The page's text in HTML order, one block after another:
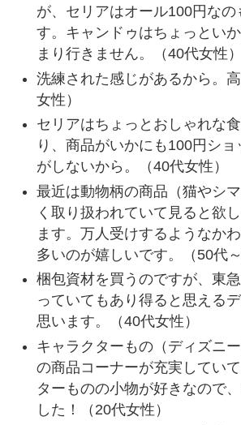
が、セリアはオール100円な
す。キャンドゥはちょっとい
まり行きません。（40代女性）
洗練された感じがあるから。
女性）
セリアはちょっとおしゃれな
り、商品がいかにも100円シ
がしないから。（40代女性）
最近は動物柄の商品（猫やシ
く取り扱われていて見ると欲
ます。万人受けするようなか
多いのが嬉しいです。（50代～
梱包資材を買うのですが、東
っていてもあり得ると思える
思います。（40代女性）
キャラクターもの（ディズニー
の商品コーナーが充実してい
ターものの小物が好きなので
した！（20代女性）